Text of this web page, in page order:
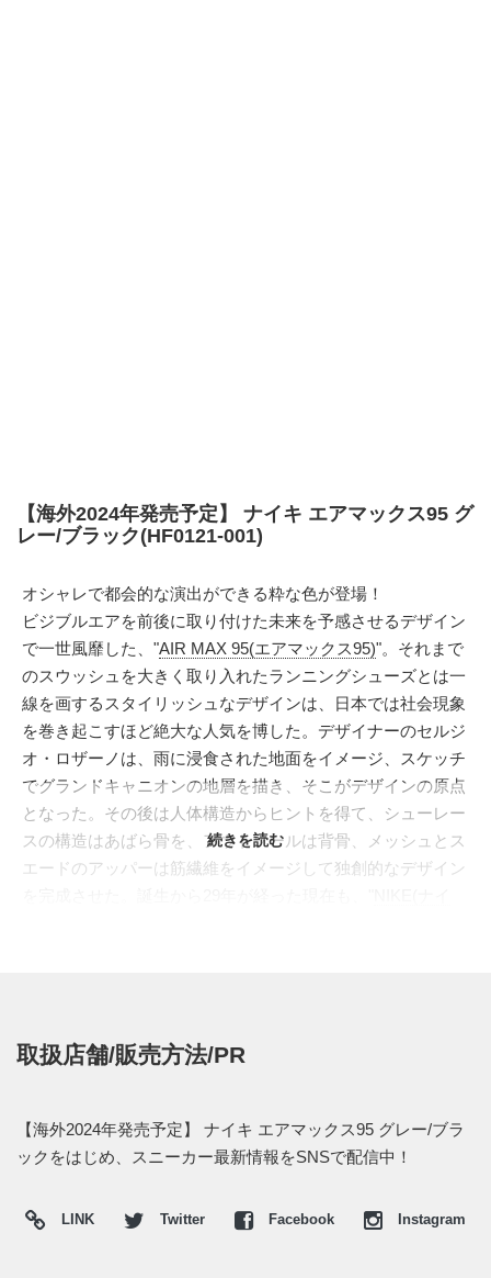
【海外2024年発売予定】 ナイキ エアマックス95 グ
レー/ブラック(HF0121-001)
オシャレで都会的な演出ができる粋な色が登場！
ビジブルエアを前後に取り付けた未来を予感させるデザイン
で一世風靡した、"AIR MAX 95(エアマックス95)"。それまで
のスウッシュを大きく取り入れたランニングシューズとは一
線を画するスタイリッシュなデザインは、日本では社会現象
を巻き起こすほど絶大な人気を博した。デザイナーのセルジ
オ・ロザーノは、雨に浸食された地面をイメージ、スケッチ
でグランドキャニオンの地層を描き、そこがデザインの原点
となった。その後は人体構造からヒントを得て、シューレー
スの構造はあばら骨を、アウトソールは背骨、メッシュとス
エードのアッパーは筋繊維をイメージして独創的なデザイン
レーで染め上げるなど、一貫してモノクロームで仕立てるこ
$175。また新たな情報が入り次第、スニーカーウォーズの
Twitterや Facebook などで報告したい。
続きを読む
取扱店舗/販売方法/PR
【海外2024年発売予定】 ナイキ エアマックス95 グレー/ブラ
ックをはじめ、スニーカー最新情報をSNSで配信中！
LINK Twitter Facebook Instagram